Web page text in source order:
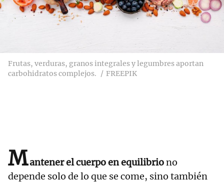
Frutas, verduras, granos integrales y legumbres aportan
carbohidratos complejos.
FREEPIK
Mantener el cuerpo en equilibriono
depende solo de lo que se come, sino también